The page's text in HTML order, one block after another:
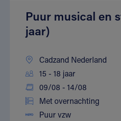
Puur musical en
jaar)
Cadzand Nederland
15 - 18 jaar
09/08 - 14/08
Met overnachting
Puur vzw